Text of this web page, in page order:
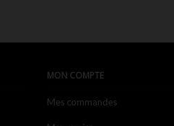
MON COMPTE
Mes commandes